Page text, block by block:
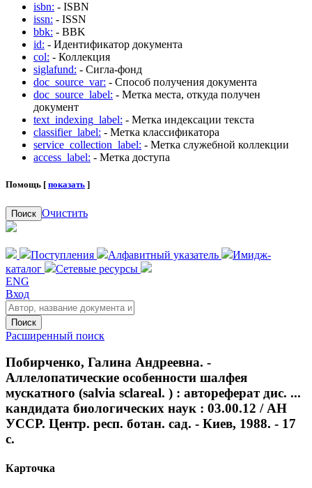
isbn: - ISBN
issn: - ISSN
bbk: - BBK
id: - Идентификатор документа
col: - Коллекция
siglafund: - Сигла-фонд
doc_source_var: - Способ получения документа
doc_source_label: - Метка места, откуда получен
документ
text_indexing_label: - Метка индексации текста
classifier_label: - Метка классификатора
service_collection_label: - Метка служебной коллекции
access_label: - Метка доступа
Помощь [ показать ]
Поиск Очистить
Поступления Алфавитный указатель
Имидж-
каталог
Сетевые ресурсы
ENG
Вход
Поиск
Расширенный поиск
Побирченко, Галина Андреевна. -
Аллелопатические особенности шалфея
мускатного (salvia sclareal. ) : автореферат дис. ...
кандидата биологических наук : 03.00.12 / АН
УССР. Центр. респ. ботан. сад. - Киев, 1988. - 17
с.
Карточка